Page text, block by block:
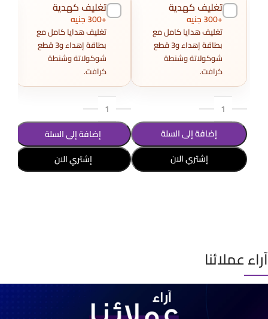
تغليف كهدية
+300 جنيه
تغليف هدايا كامل مع
بطاقة إهداء و3 قطع
شوكولاتة وشنطة
كرافت.
إضافة إلى السلة
إشتري الان
تغليف كهدية
+300 جنيه
تغليف هدايا كامل مع
بطاقة إهداء و3 قطع
شوكولاتة وشنطة
كرافت.
إضافة إلى السلة
إشتري الان
آراء عملائنا